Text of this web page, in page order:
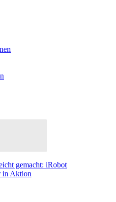
gemacht: iRobot
in Aktion